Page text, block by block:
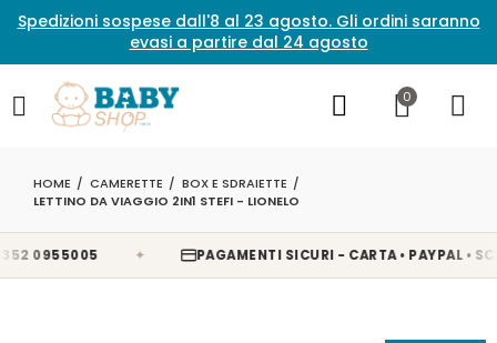
Spedizioni sospese dall'8 al 23 agosto. Gli ordini saranno
evasi a partire dal 24 agosto
0
HOME CAMERETTE
BOX E SDRAIETTE
LETTINO DA VIAGGIO 2IN1 STEFI - LIONELO
0955005 PAGAMENTI SICURI - CARTA • PAYPAL •